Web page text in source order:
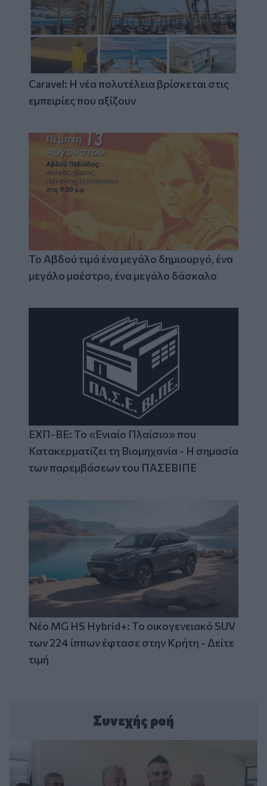
Caravel: Η νέα πολυτέλεια βρίσκεται στις
εμπειρίες που αξίζουν
Το Αβδού τιμά ένα μεγάλο δημιουργό, ένα
μεγάλο μαέστρο, ένα μεγάλο δάσκαλο
ΕΧΠ-ΒΕ: Το «Ενιαίο Πλαίσιο» που
Κατακερματίζει τη Βιομηχανία - Η σημασία
των παρεμβάσεων του ΠΑΣΕΒΙΠΕ
Νέο MG HS Hybrid+: Το οικογενειακό SUV
των 224 ίππων έφτασε στην Κρήτη - Δείτε
τιμή
Συνεχής ροή